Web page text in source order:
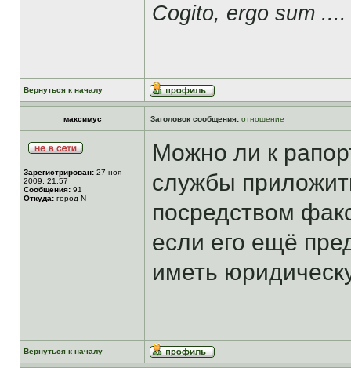
Cogito, ergo sum ....
Вернуться к началу
максимус Заголовок сообщения: отношение
Зарегистрирован: 27 ноя
2009, 21:57
Сообщения: 91
Откуда: город N
Можно ли к
службы
посредством
если его ещё
иметь
Вернуться к началу